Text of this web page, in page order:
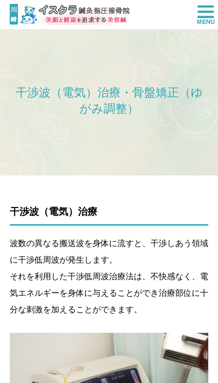
干渉波（電気）治療・骨盤矯正（ゆ
がみ調整）
干渉波（電気）治療
波数の異なる搬送波を身体に流すと、干渉しあう領域
に干渉低周波が発生します。
それを利用した干渉低周波治療法は、不快感なく、電
気エネルギーを身体に与えることができ治療部位に十
分な刺激を加えることができます。